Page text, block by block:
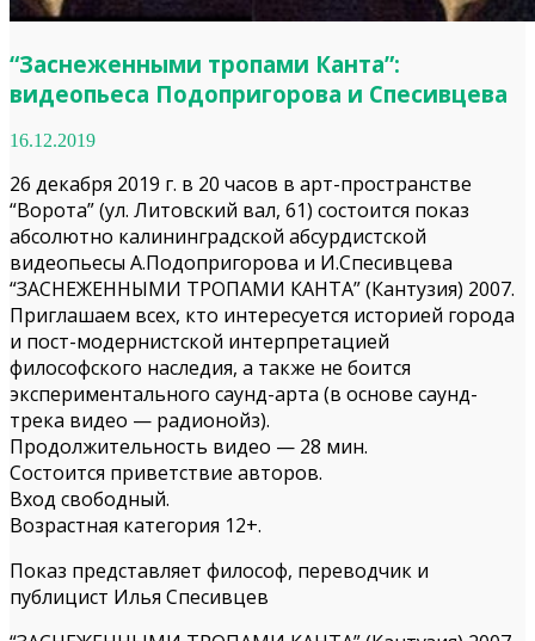
“Заснеженными тропами Канта”:
видеопьеса Подопригорова и Спесивцева
16.12.2019
26 декабря 2019 г. в 20 часов в арт-пространстве
“Ворота” (ул. Литовский вал, 61) состоится показ
абсолютно калининградской абсурдистской
видеопьесы А.Подопригорова и И.Спесивцева
“ЗАСНЕЖЕННЫМИ ТРОПАМИ КАНТА” (Кантузия) 2007.
Приглашаем всех, кто интересуется историей города
и пост-модернистской интерпретацией
философского наследия, а также не боится
экспериментального саунд-арта (в основе саунд-
трека видео — радионойз).
Продолжительность видео — 28 мин.
Состоится приветствие авторов.
Вход свободный.
Возрастная категория 12+.
Показ представляет философ, переводчик и
публицист Илья Спесивцев